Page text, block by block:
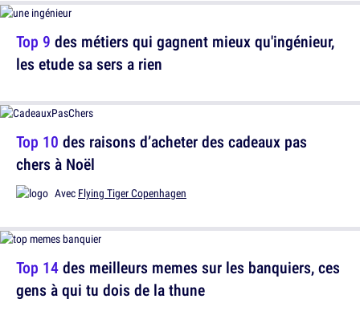
Top 10 des raisons d’acheter des cadeaux pas
chers à Noël
Avec Flying Tiger Copenhagen
Top 9 des métiers qui gagnent mieux qu'ingénieur,
les etude sa sers a rien
Top 14des meilleurs memes sur les banquiers, ces
gens à qui tu dois de la thune